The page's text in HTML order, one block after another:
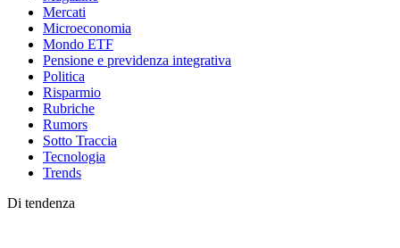
Mercati
Microeconomia
Mondo ETF
Pensione e previdenza integrativa
Politica
Risparmio
Rubriche
Rumors
Sotto Traccia
Tecnologia
Trends
Di tendenza